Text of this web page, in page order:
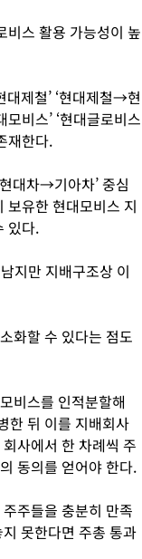
비스 활용 가능성이 높
제철’ ‘현대제철→현
비스’ ‘현대글로비스
재한다.
대차→기아차’ 중심
보유한 현대모비스 지
있다.
지만 지배구조상 이
화할 수 있다는 점도
비스를 인적분할해
한 뒤 이를 지배회사
사에서 한 차례씩 주
동의를 얻어야 한다.
주들을 충분히 만족
못한다면 주총 통과